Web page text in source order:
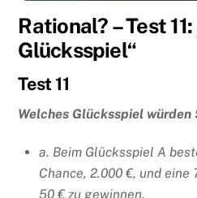
Rational? – Test
Glücksspiel“
Test 11
Welches Glücksspiel würden
a. Beim Glücksspiel A
Chance, 2.000 €, und
50 € zu gewinnen.